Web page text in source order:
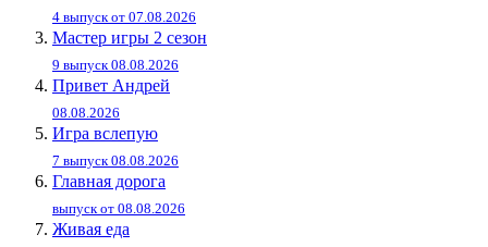
4 выпуск от 07.08.2026
Мастер игры 2 сезон
9 выпуск 08.08.2026
Привет Андpей
08.08.2026
Игра вслепую
7 выпуск 08.08.2026
Главная дорога
выпуск от 08.08.2026
Живaя eдa